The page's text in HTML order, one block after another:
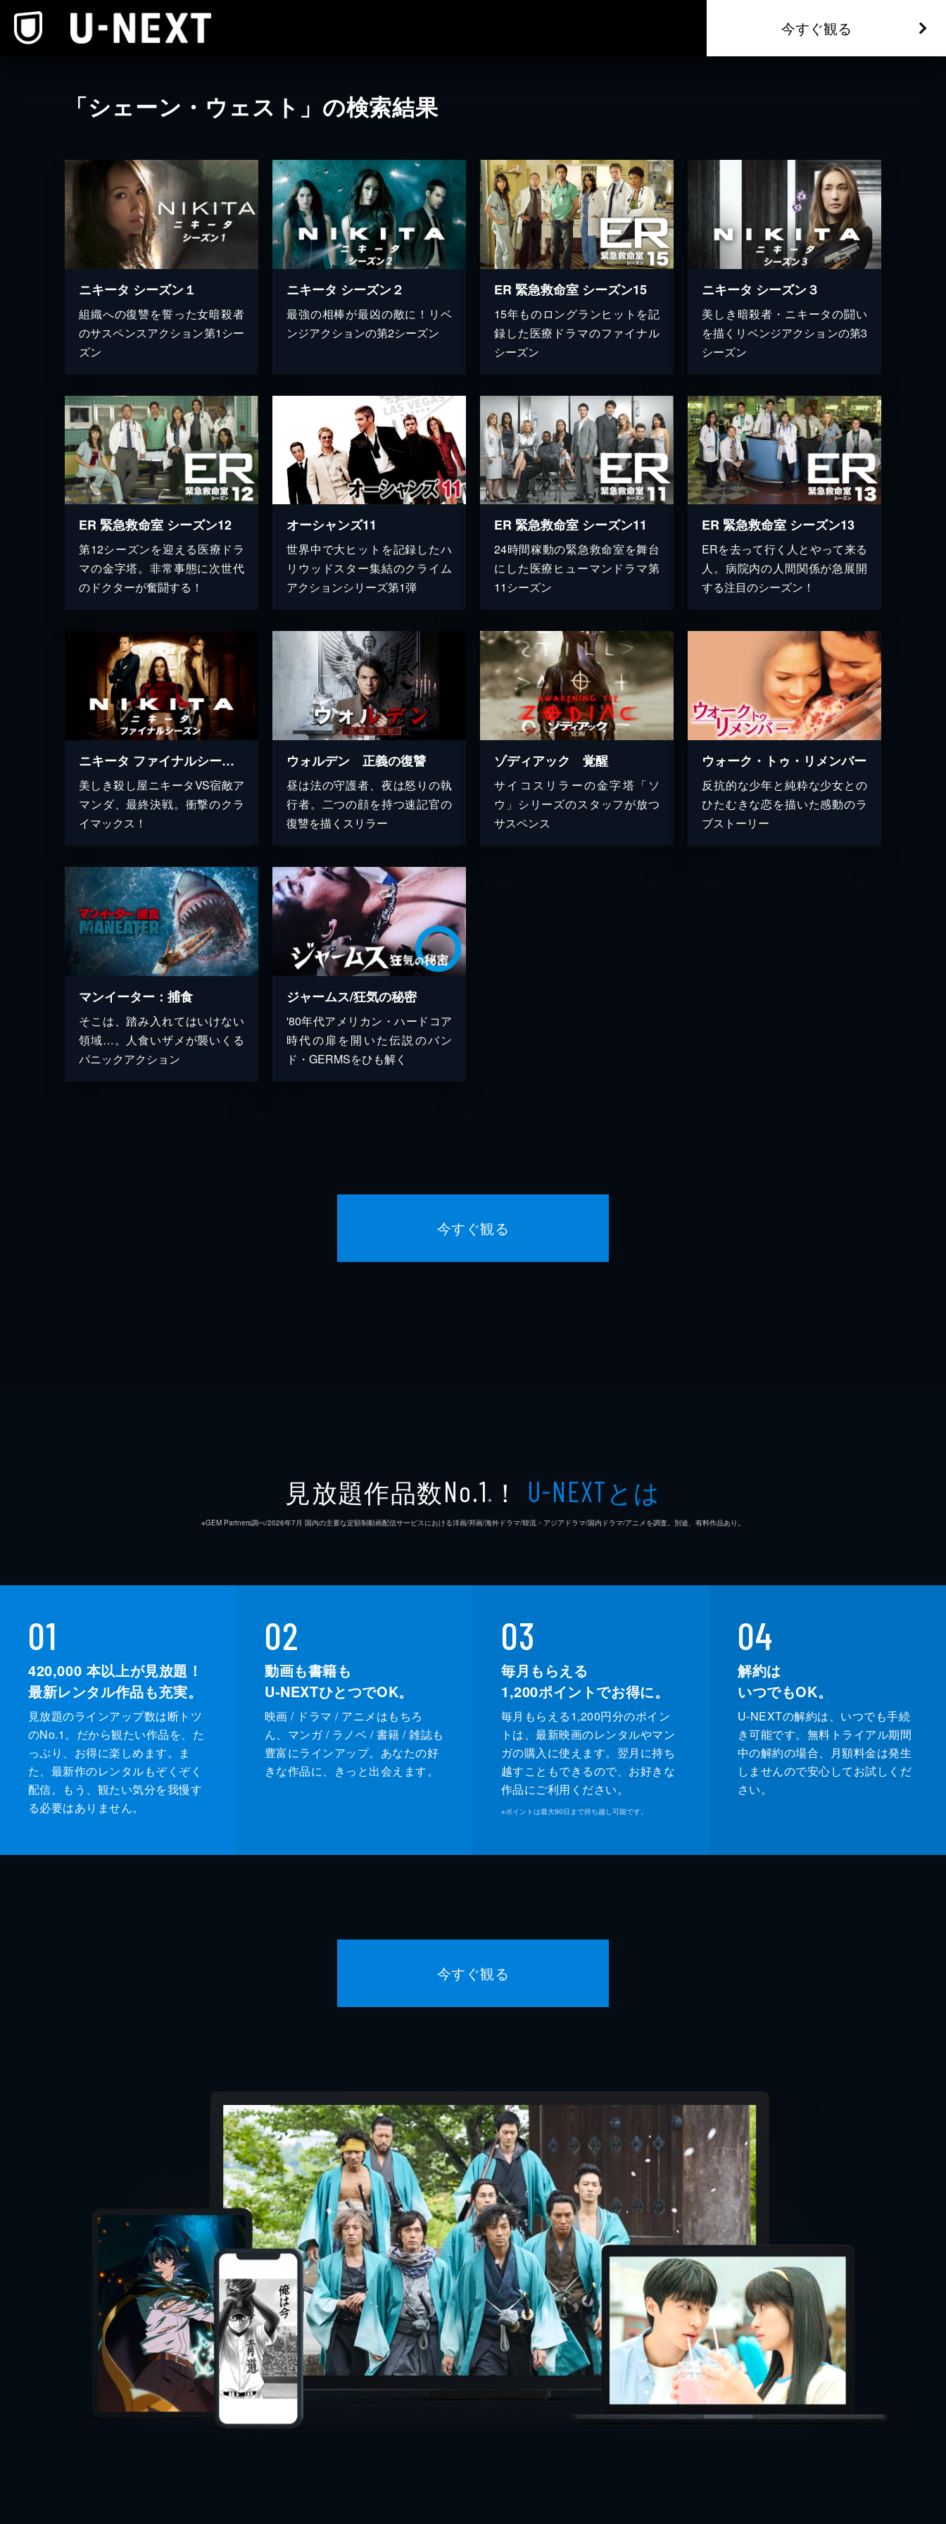
今すぐ観る
「シェーン・ウェスト」の検索結果
ニキータ シーズン１
組織への復讐を誓った女暗殺者
のサスペンスアクション第1シー
ズン
ニキータ シーズン２
最強の相棒が最凶の敵に！リベ
ンジアクションの第2シーズン
ER 緊急救命室 シーズン15
15年ものロングランヒットを記
録した医療ドラマのファイナル
シーズン
ニキータ シーズン３
美しき暗殺者・ニキータの闘い
を描くリベンジアクションの第3
シーズン
ER 緊急救命室 シーズン12
第12シーズンを迎える医療ドラ
マの金字塔。非常事態に次世代
のドクターが奮闘する！
オーシャンズ11
世界中で大ヒットを記録したハ
リウッドスター集結のクライム
アクションシリーズ第1弾
ER 緊急救命室 シーズン11
24時間稼動の緊急救命室を舞台
にした医療ヒューマンドラマ第
11シーズン
ER 緊急救命室 シーズン13
ERを去って行く人とやって来る
人。病院内の人間関係が急展開
する注目のシーズン！
ニキータ ファイナルシーズン
美しき殺し屋ニキータVS宿敵ア
マンダ、最終決戦。衝撃のクラ
イマックス！
ウォルデン 正義の復讐
昼は法の守護者、夜は怒りの執
行者。二つの顔を持つ速記官の
復讐を描くスリラー
ゾディアック 覚醒
サイコスリラーの金字塔「ソ
ウ」シリーズのスタッフが放つ
サスペンス
ウォーク・トゥ・リメンバー
反抗的な少年と純粋な少女との
ひたむきな恋を描いた感動のラ
ブストーリー
マンイーター：捕食
そこは、踏み入れてはいけない
領域…。人食いザメが襲いくる
パニックアクション
ジャームス/狂気の秘密
'80年代アメリカン・ハードコア
時代の扉を開いた伝説のバン
ド・GERMSをひも解く
今すぐ観る
見放題作品数No.1 ※ ！ U-NEXTとは
※GEM Partners調べ/2026年7⽉ 国内の主要な定額制動画配信サービスにおける洋画/邦画/海外ドラマ/韓流・アジアドラマ/国内ドラマ/アニメを調査。別途、有料作品あり。
01
420,000 本以上が見放題！
最新レンタル作品も充実。
見放題のラインアップ数は断トツ
のNo.1。だから観たい作品を、た
っぷり、お得に楽しめます。ま
た、最新作のレンタルもぞくぞく
配信。もう、観たい気分を我慢す
る必要はありません。
02
動画も書籍も
U-NEXTひとつでOK。
映画 / ドラマ / アニメはもちろ
ん、マンガ / ラノベ / 書籍 / 雑誌も
豊富にラインアップ。あなたの好
きな作品に、きっと出会えます。
03
毎月もらえる
1,200ポイントでお得に。
毎月もらえる1,200円分のポイン
トは、最新映画のレンタルやマン
ガの購入に使えます。翌月に持ち
越すこともできるので、お好きな
作品にご利用ください。
※ポイントは最大90日まで持ち越し可能です。
04
解約は
いつでもOK。
U-NEXTの解約は、いつでも手続
き可能です。無料トライアル期間
中の解約の場合、月額料金は発生
しませんので安心してお試しくだ
さい。
今すぐ観る